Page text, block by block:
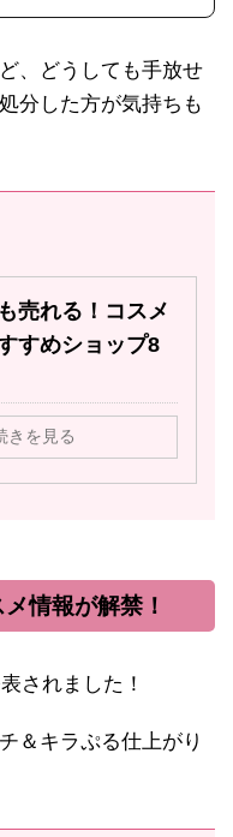
、どうしても手放せ
分した方が気持ちも
売れる！コスメ
すめショップ8
きを見る
情報が解禁！
されました！
＆キラぷる仕上がり